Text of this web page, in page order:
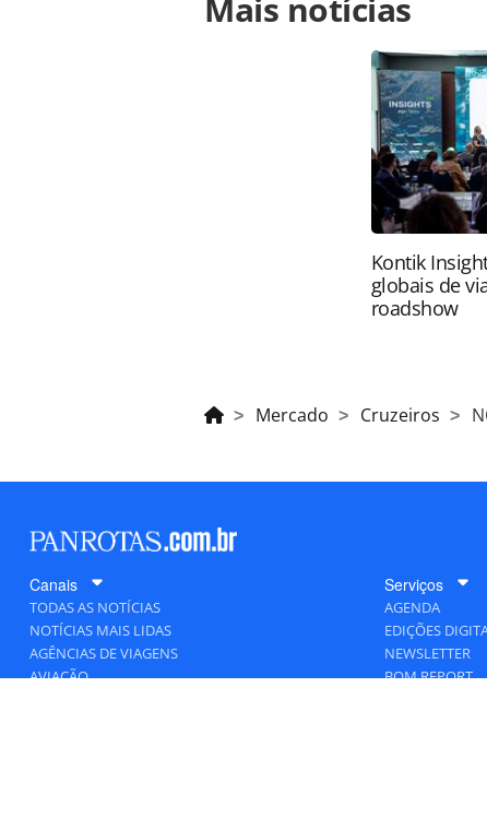
jogos-da-copa-do-mundo-a-bordo-
oferecidas na página. Todo o
pela legislação brasileira sobre
autorização da PANROTAS Editora
Mais notícias
Kontik
globais de
roadshow
Mercado Cruzeiros
Canais
TODAS AS NOTÍCIAS
NOTÍCIAS MAIS LIDAS
AGÊNCIAS DE VIAGENS
AVIAÇÃO
Serviços
AGENDA
EDIÇÕES
NEWSLETTER
BOM REPORT